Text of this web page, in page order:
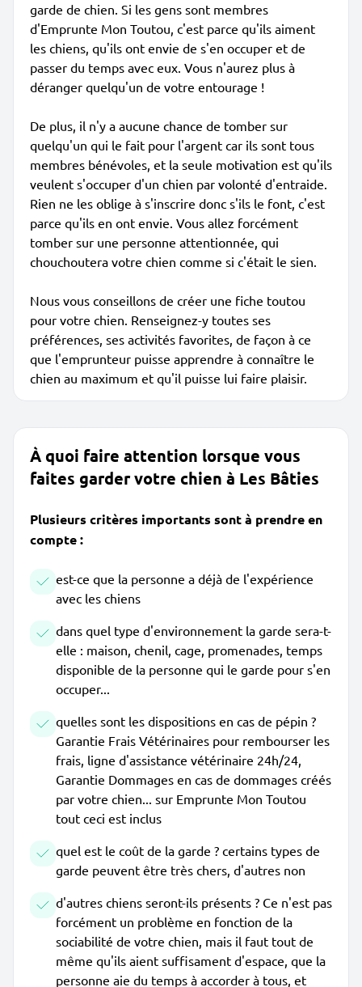
garde de chien. Si les gens sont membres
d'Emprunte Mon Toutou, c'est parce qu'ils aiment
les chiens, qu'ils ont envie de s'en occuper et de
passer du temps avec eux. Vous n'aurez plus à
déranger quelqu'un de votre entourage !
De plus, il n'y a aucune chance de tomber sur
quelqu'un qui le fait pour l'argent car ils sont tous
membres bénévoles, et la seule motivation est qu'ils
veulent s'occuper d'un chien par volonté d'entraide.
Rien ne les oblige à s'inscrire donc s'ils le font, c'est
parce qu'ils en ont envie. Vous allez forcément
tomber sur une personne attentionnée, qui
chouchoutera votre chien comme si c'était le sien.
Nous vous conseillons de créer une fiche toutou
pour votre chien. Renseignez-y toutes ses
préférences, ses activités favorites, de façon à ce
que l'emprunteur puisse apprendre à connaître le
chien au maximum et qu'il puisse lui faire plaisir.
À quoi faire attention lorsque vous
faites garder votre chien à Les Bâties
Plusieurs critères importants sont à prendre en
compte :
est-ce que la personne a déjà de l'expérience
avec les chiens
dans quel type d'environnement la garde sera-t-
elle : maison, chenil, cage, promenades, temps
disponible de la personne qui le garde pour s'en
occuper...
quelles sont les dispositions en cas de pépin ?
Garantie Frais Vétérinaires pour rembourser les
frais, ligne d'assistance vétérinaire 24h/24,
Garantie Dommages en cas de dommages créés
par votre chien... sur Emprunte Mon Toutou
tout ceci est inclus
quel est le coût de la garde ? certains types de
garde peuvent être très chers, d'autres non
d'autres chiens seront-ils présents ? Ce n'est pas
forcément un problème en fonction de la
sociabilité de votre chien, mais il faut tout de
même qu'ils aient suffisament d'espace, que la
personne aie du temps à accorder à tous, et